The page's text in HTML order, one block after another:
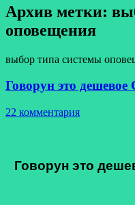
Архив метки:
оповещения
выбор типа системы
Говорун это
22 комментария
Говорун это